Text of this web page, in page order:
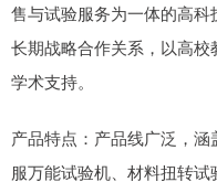
售与试验服务为一体的高
长期战略合作关系，以高
学术支持。
产品特点：产品线广泛，
服万能试验机、材料扭转